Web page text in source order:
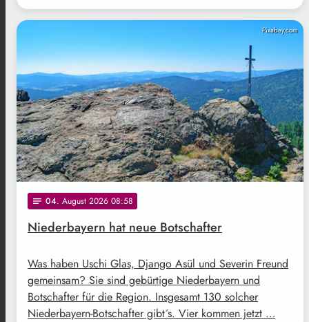
Pixabay.com
notes 04. August 2026 08:58
Niederbayern hat neue Botschafter
Was haben Uschi Glas, Django Asül und Severin Freund
gemeinsam? Sie sind gebürtige Niederbayern und
Botschafter für die Region. Insgesamt 130 solcher
Niederbayern-Botschafter gibt´s. Vier kommen jetzt …